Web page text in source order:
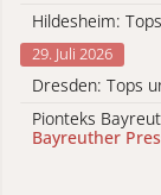
Hildesheim:
29. Juli 2026
Dresden: Tops
Pionteks
Bayreuther